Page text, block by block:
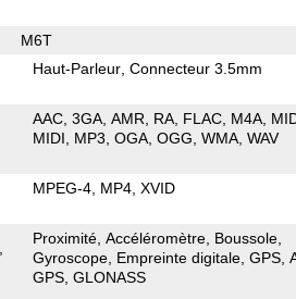
M6T
Haut-Parleur Connecteur 3.5mm
AAC 3GA AMR RA FLAC M4A
MIDI
MP3 OGA OGG WMA WAV
MPEG-4 MP4 XVID
Proximité Accéléromètre Boussole
Gyroscope Empreinte digitale GPS
GPS GLONASS